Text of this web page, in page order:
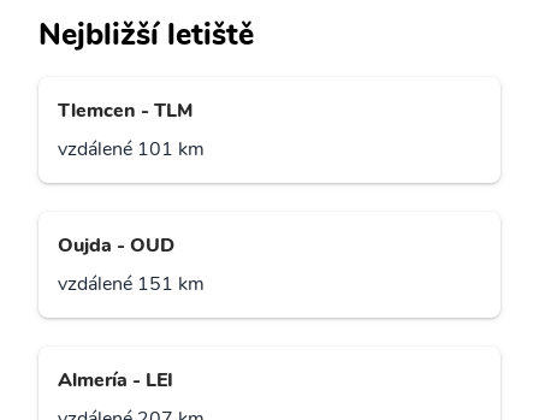
Nejbližší letiště
Tlemcen - TLM
vzdálené 101 km
Oujda - OUD
vzdálené 151 km
Almería - LEI